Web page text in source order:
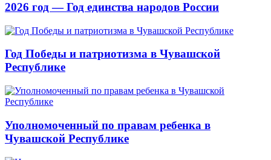
2026 год — Год единства народов России
Год Победы и патриотизма в Чувашской
Республике
Уполномоченный по правам ребенка в
Чувашской Республике